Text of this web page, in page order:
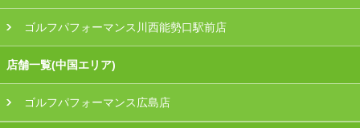
ゴルフパフォーマンス川西能勢口駅前店
店舗一覧(中国エリア)
ゴルフパフォーマンス広島店